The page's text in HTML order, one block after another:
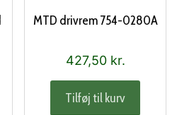
MTD drivrem 754-0280A
427,50 kr.
Tilføj til kurv